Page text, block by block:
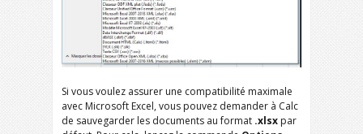
Si vous voulez assurer une compatibilité maximale
avec Microsoft Excel, vous pouvez demander à Calc
de sauvegarder les documents au format .xlsx par